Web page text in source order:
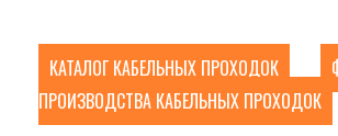
КАТАЛОГ КАБЕЛЬНЫХ ПРОХОДОК
ПРОИЗВОДСТВА КАБЕЛЬНЫХ ПРОХОДОК